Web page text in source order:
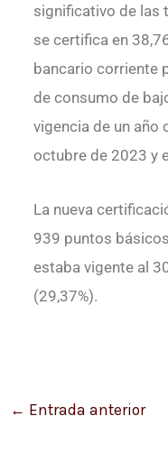
significativo de las
se certifica en
bancario corriente
de consumo de
vigencia de un año
octubre de 2023 y
La nueva
939 puntos
estaba vigente al
(29,37%).
← Entrada anterior